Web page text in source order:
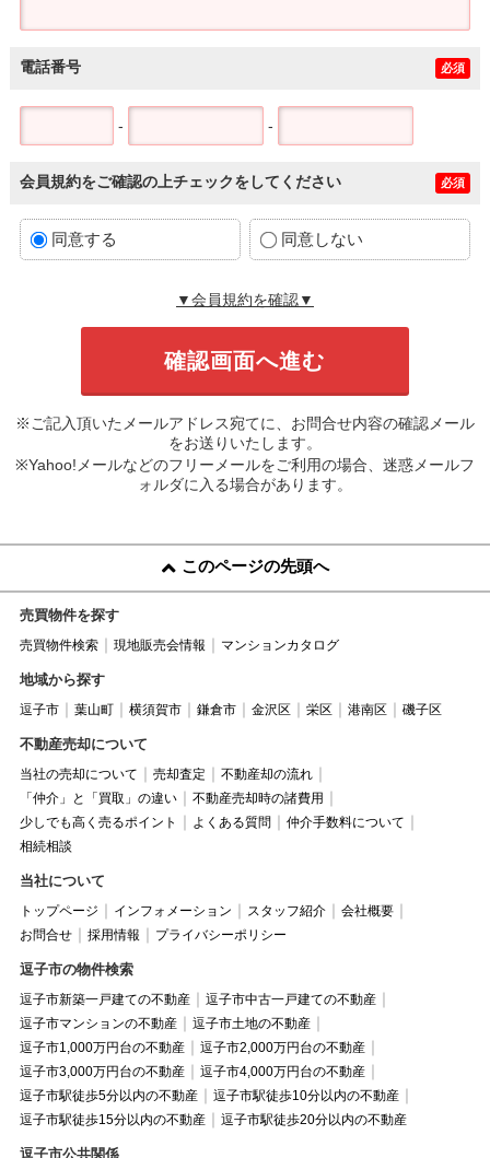
電話番号 必須
- -
会員規約をご確認の上チェックをしてください 必須
同意する 同意しない
▼会員規約を確認▼
※ご記入頂いたメールアドレス宛てに、お問合せ内容の確認メール
をお送りいたします。
※Yahoo!メールなどのフリーメールをご利用の場合、迷惑メールフ
ォルダに入る場合があります。
このページの先頭へ
売買物件を探す
売買物件検索 現地販売会情報 マンションカタログ
地域から探す
逗子市 葉山町 横須賀市 鎌倉市 金沢区 栄区 港南区 磯子区
不動産売却について
当社の売却について 売却査定
不動産却の流れ
「仲介」と「買取」の違い
不動産売却時の諸費用
少しでも高く売るポイント
よくある質問
仲介手数料について
相続相談
当社について
トップページ インフォメーション スタッフ紹介
会社概要
お問合せ
採用情報 プライバシーポリシー
逗子市の物件検索
逗子市新築一戸建ての不動産
逗子市中古一戸建ての不動産
逗子市マンションの不動産
逗子市土地の不動産
逗子市1,000万円台の不動産
逗子市2,000万円台の不動産
逗子市3,000万円台の不動産
逗子市4,000万円台の不動産
逗子市駅徒歩5分以内の不動産
逗子市駅徒歩10分以内の不動産
逗子市駅徒歩15分以内の不動産
逗子市駅徒歩20分以内の不動産
逗子市公共関係